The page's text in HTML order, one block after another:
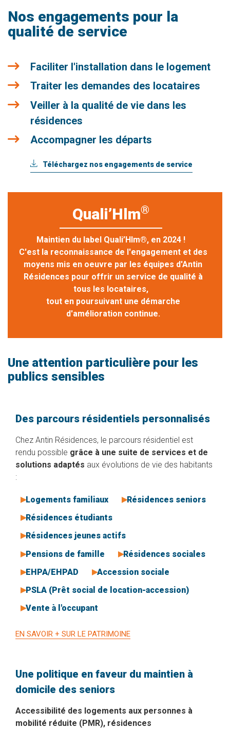
Nos engagements pour la
qualité de service
Faciliter l'installation dans le logement
Traiter les demandes des locataires
Veiller à la qualité de vie dans les
résidences
Accompagner les départs
Téléchargez nos engagements de service
Quali’Hlm®
Maintien du label Quali’Hlm®, en 2024 !
C'est la reconnaissance de l'engagement et des
moyens mis en oeuvre par les équipes d'Antin
Résidences pour offrir un service de qualité à
tous les locataires,
tout en poursuivant une démarche
d'amélioration continue.
Une attention particulière pour les
publics sensibles
Des parcours résidentiels personnalisés
Chez Antin Résidences, le parcours résidentiel est
rendu possible grâce à une suite de services et de
solutions adaptés aux évolutions de vie des habitants
:
Logements familiaux
Résidences seniors
Résidences étudiants
Résidences jeunes actifs
Pensions de famille
Résidences sociales
EHPA/EHPAD
Accession sociale
PSLA (Prêt social de location-accession)
Vente à l'occupant
EN SAVOIR + SUR LE PATRIMOINE
Une politique en faveur du maintien à
domicile des seniors
Accessibilité des logements aux personnes à
mobilité réduite (PMR), résidences